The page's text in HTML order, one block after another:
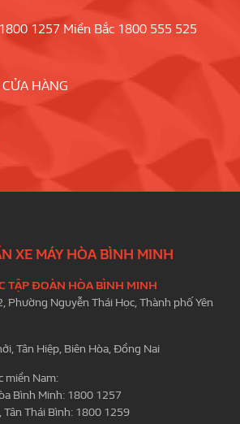
1257 Miền Bắc 1800 555 525
HÀNG
XE MÁY HÒA BÌNH MINH
TẬP ĐOÀN HÒA BÌNH MINH
Phường Nguyễn Thái Học, Thành phố Yên
Tân Hiệp, Biên Hòa, Đồng Nai
miền Nam:
Bình Minh: 1800 1257
Tân Thái Bình: 1800 1259